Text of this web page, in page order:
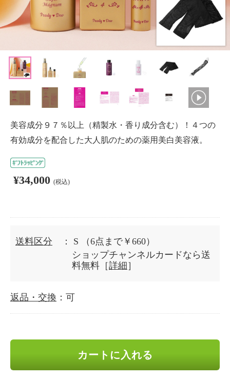
美容成分９７％以上（精製水・香り成分含む）！４つの
有効成分を配合した大人肌のための薬用美白美容液。
¥34,000 (税込)
送料区分 ： S
（6点まで￥660）
ショップチャンネルカードなら送
料無料［詳細 ］
返品・交換 ：可
カートに入れる